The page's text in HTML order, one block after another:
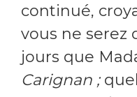
continué,
vous ne serez
jours que
Carignan ;